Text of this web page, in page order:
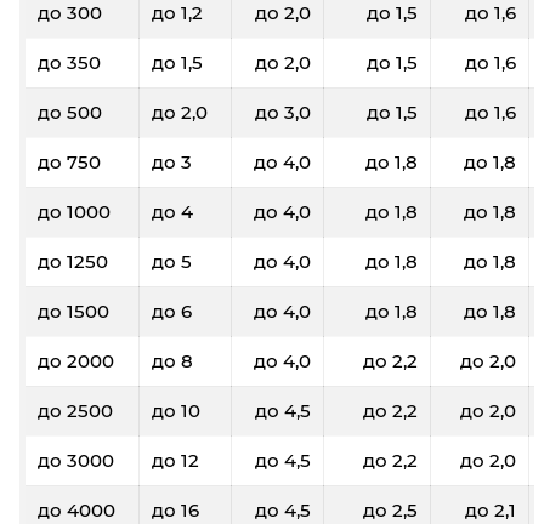
до 300 до 1,2 до 2,0 до 1,5 до 1,6
до 350 до 1,5 до 2,0 до 1,5 до 1,6
до 500 до 2,0 до 3,0 до 1,5 до 1,6
до 750 до 3 до 4,0 до 1,8 до 1,8
до 1000 до 4 до 4,0 до 1,8 до 1,8
до 1250 до 5 до 4,0 до 1,8 до 1,8
до 1500 до 6 до 4,0 до 1,8 до 1,8
до 2000 до 8 до 4,0 до 2,2 до 2,0
до 2500 до 10 до 4,5 до 2,2 до 2,0
до 3000 до 12 до 4,5 до 2,2 до 2,0
до 4000 до 16 до 4,5 до 2,5 до 2,1